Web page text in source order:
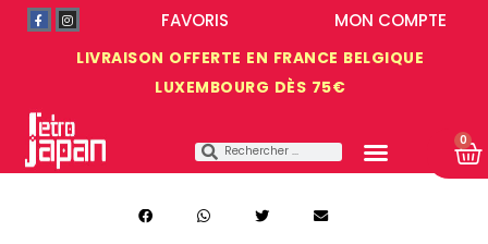
LIVRAISON OFFERTE EN FRANCE BELGIQUE
LUXEMBOURG DÈS 75€
MON COMPTE
FAVORIS
0